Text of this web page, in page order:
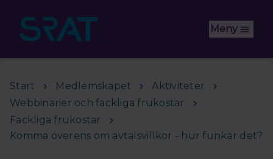
Meny
Start Medlemskapet
Aktiviteter
Webbinarier och fackliga frukostar
Fackliga frukostar
Komma överens om avtalsvillkor - hur funkar det?